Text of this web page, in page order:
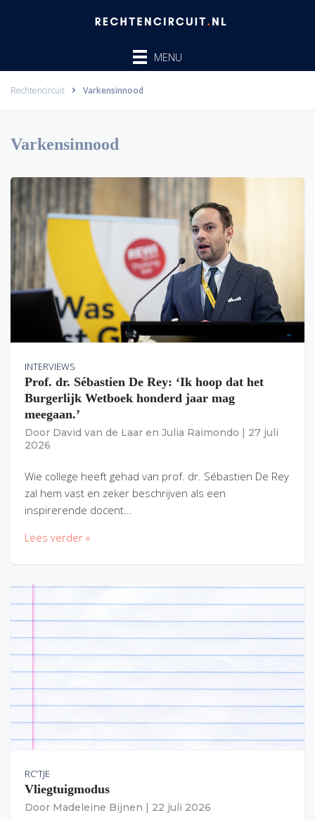
MENU
Rechtencircuit Varkensinnood
Varkensinnood
INTERVIEWS
Prof. dr. Sébastien De Rey: ‘Ik hoop dat het
Burgerlijk Wetboek honderd jaar mag
meegaan.’
Door David van de Laar en Julia Raimondo
27 juli
2026
Wie college heeft gehad van prof. dr. Sébastien De Rey
zal hem vast en zeker beschrijven als een
inspirerende docent…
Lees verder »
RC'TJE
Vliegtuigmodus
Door Madeleine Bijnen 22 juli 2026